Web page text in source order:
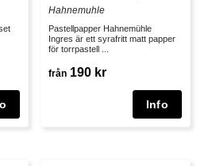
Hahnemuhle
Pastellpapper Hahnemühle
Ingres är ett syrafritt matt papper
för torrpastell ...
från 190 kr